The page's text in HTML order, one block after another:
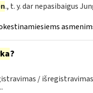
., t. y. dar nepasibaigus
?
/